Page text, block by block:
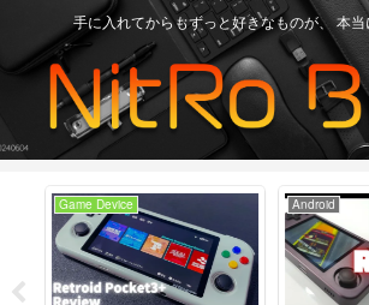
手に入れてからもずっと好きなものが、 本
Game Device Android